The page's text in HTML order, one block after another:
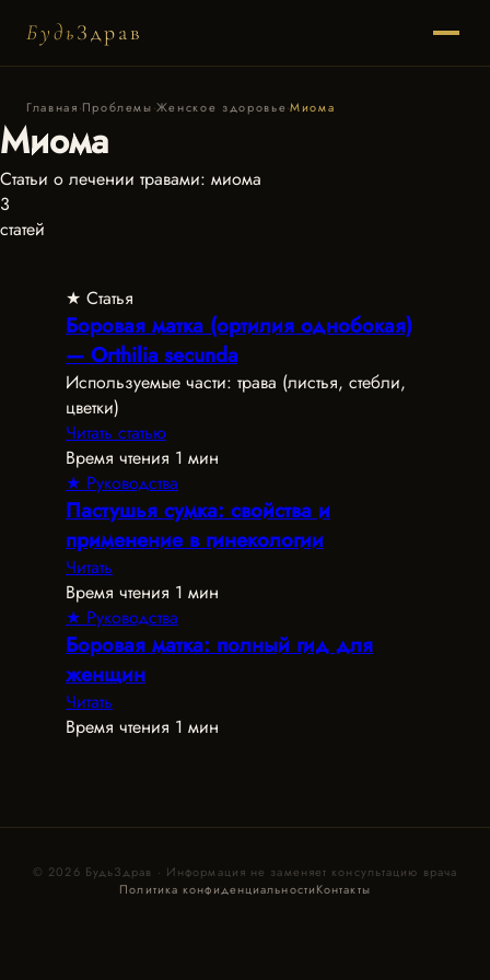
БудьЗдрав
Главная·Проблемы·Женское здоровье·Миома
Миома
Статьи о лечении травами: миома
3
статей
★ Статья
Боровая матка (ортилия однобокая)
— Orthilia secunda
Используемые части: трава (листья, стебли,
цветки)
Читать статью
Время чтения 1 мин
★ Руководства
Пастушья сумка: свойства и
применение в гинекологии
Читать
Время чтения 1 мин
★ Руководства
Боровая матка: полный гид для
женщин
Читать
Время чтения 1 мин
© 2026 БудьЗдрав · Информация не заменяет консультацию врача
Политика конфиденциальностиКонтакты